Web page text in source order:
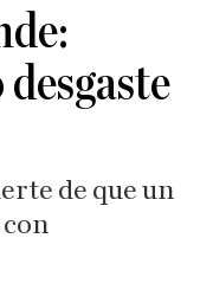
de que un